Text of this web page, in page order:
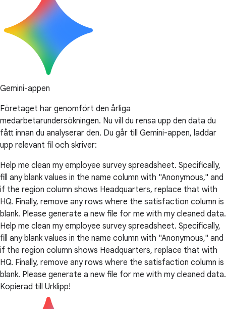
Gemini-appen
Företaget har genomfört den årliga
medarbetarundersökningen. Nu vill du rensa upp den data du
fått innan du analyserar den. Du går till Gemini-appen, laddar
upp relevant fil och skriver:
Help me clean my employee survey spreadsheet. Specifically,
fill any blank values in the name column with "Anonymous," and
if the region column shows Headquarters, replace that with
HQ. Finally, remove any rows where the satisfaction column is
blank. Please generate a new file for me with my cleaned data.
Help me clean my employee survey spreadsheet. Specifically,
fill any blank values in the name column with "Anonymous," and
if the region column shows Headquarters, replace that with
HQ. Finally, remove any rows where the satisfaction column is
blank. Please generate a new file for me with my cleaned data.
Kopierad till Urklipp!